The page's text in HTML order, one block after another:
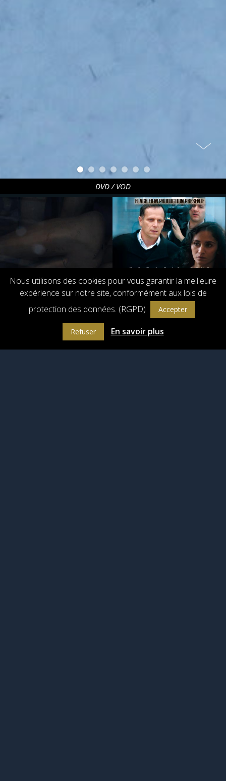
DVD / VOD
Nous utilisons des cookies pour vous garantir la meilleure
expérience sur notre site, conformément aux lois de
protection des données. (RGPD)
Accepter
Refuser En savoir plus